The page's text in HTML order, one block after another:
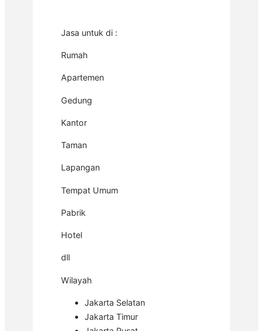
Jasa untuk di :
Rumah
Apartemen
Gedung
Kantor
Taman
Lapangan
Tempat Umum
Pabrik
Hotel
dll
Wilayah
Jakarta Selatan
Jakarta Timur